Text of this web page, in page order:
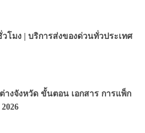
โมง | บริการส่งของด่วนทั่วประเทศ
างจังหวัด ขั้นตอน เอกสาร การแพ็ก